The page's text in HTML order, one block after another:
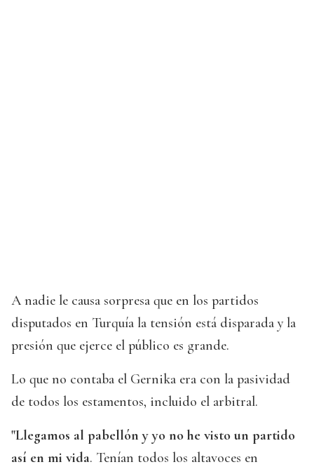
A nadie le causa sorpresa que en los partidos
disputados en Turquía la tensión está disparada y la
presión que ejerce el público es grande.
Lo que no contaba el Gernika era con la pasividad
de todos los estamentos, incluido el arbitral.
"Llegamos al pabellón y yo no he visto un partido
así en mi vida. Tenían todos los altavoces en